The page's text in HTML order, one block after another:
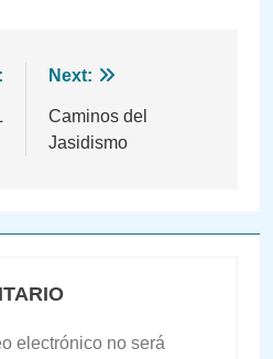
Next:
Caminos del
Jasidismo
electrónico no será